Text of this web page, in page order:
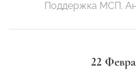
Поддержка МСП.
22